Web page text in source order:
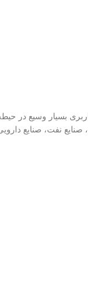
به کاربری بسیار
نفت، صنایع